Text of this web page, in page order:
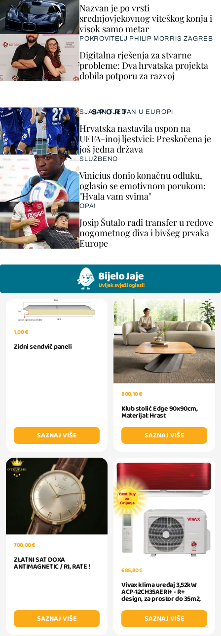
SPORT
SJAJAN TJEDAN U EUROPI
Hrvatska nastavila uspon na
UEFA-inoj ljestvici: Preskočena je
još jedna država
SLUŽBENO
Vinicius donio konačnu odluku,
oglasio se emotivnom porukom:
"Hvala vam svima"
OPA!
Josip Šutalo radi transfer u redove
nogometnog diva i bivšeg prvaka
Europe
Nazvan je po vrsti
srednjovjekovnog viteškog konja i
visok samo metar
POKROVITELJ PHILIP MORRIS ZAGREB
Digitalna rješenja za stvarne
probleme: Dva hrvatska projekta
dobila potporu za razvoj
1,00 €
Zidni sendvič paneli
SAZNAJ VIŠE
800,10 €
Klub stolić Edge 90x90cm,
Materijal: Hrast
SAZNAJ VIŠE
700,00 €
ZLATNI SAT DOXA
ANTIMAGNETIC / R1, RATE !
SAZNAJ VIŠE
685,80 €
Vivax klima uređaj 3,52kW
ACP-12CH35AERI+ - R+
design, za prostor do 35m2,
SAZNAJ VIŠE